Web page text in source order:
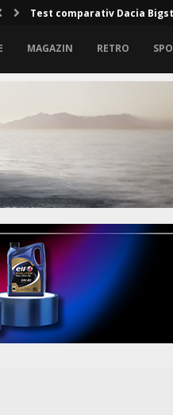
Test comparativ Dacia
Limitele de alcoolemie în
MAGAZIN RETRO